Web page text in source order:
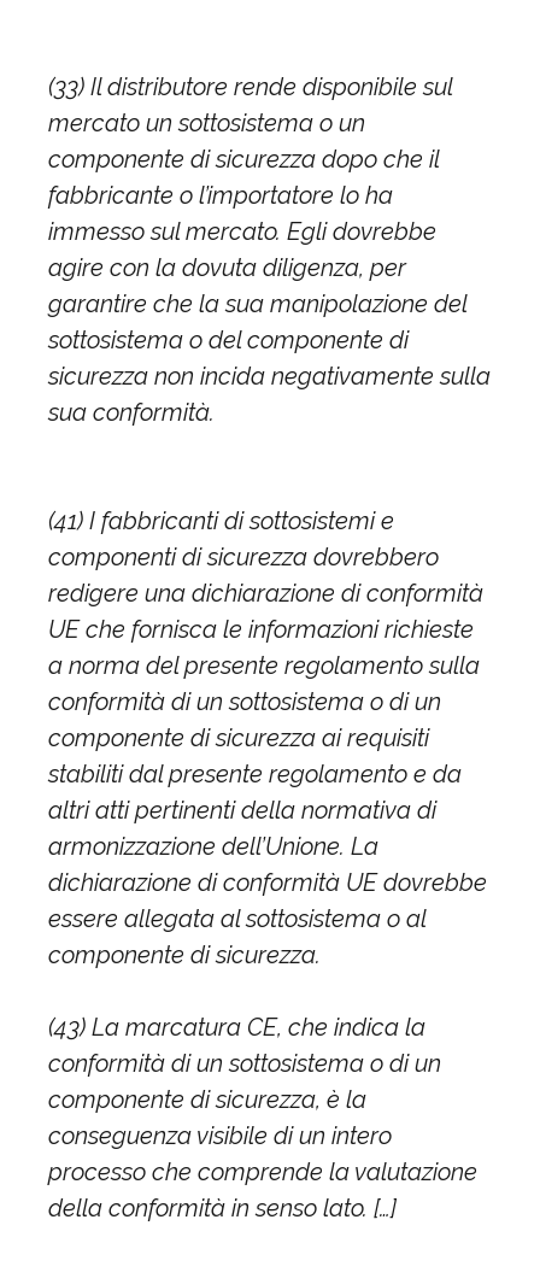
(33) Il distributore rende disponibile sul
mercato un sottosistema o un
componente di sicurezza dopo che il
fabbricante o l’importatore lo ha
immesso sul mercato. Egli dovrebbe
agire con la dovuta diligenza, per
garantire che la sua manipolazione del
sottosistema o del componente di
sicurezza non incida negativamente sulla
sua conformità.
(41) I fabbricanti di sottosistemi e
componenti di sicurezza dovrebbero
redigere una dichiarazione di conformità
UE che fornisca le informazioni richieste
a norma del presente regolamento sulla
conformità di un sottosistema o di un
componente di sicurezza ai requisiti
stabiliti dal presente regolamento e da
altri atti pertinenti della normativa di
armonizzazione dell’Unione. La
dichiarazione di conformità UE dovrebbe
essere allegata al sottosistema o al
componente di sicurezza.
(43) La marcatura CE, che indica la
conformità di un sottosistema o di un
componente di sicurezza, è la
conseguenza visibile di un intero
processo che comprende la valutazione
della conformità in senso lato. […]